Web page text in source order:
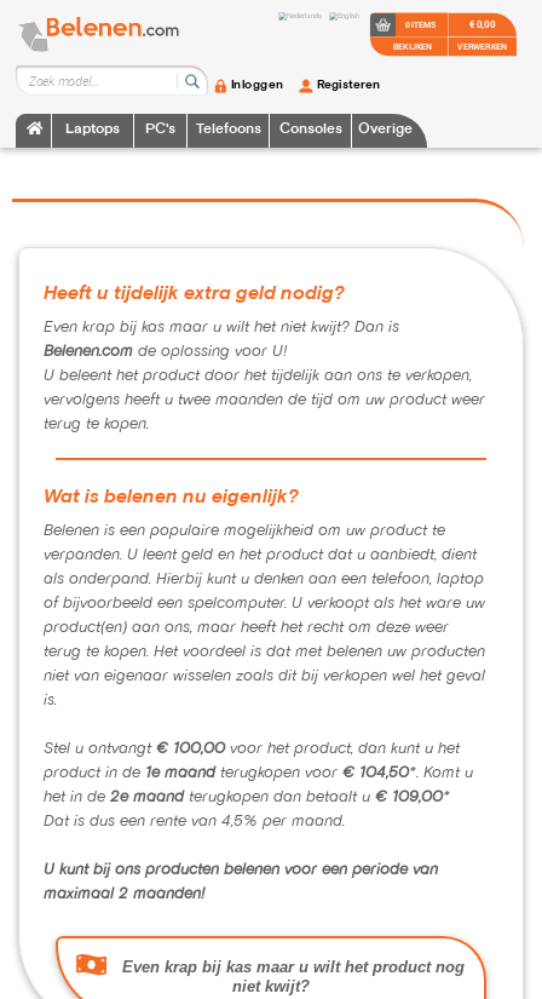
Laptops PC's Telefoons Consoles Overige
Inloggen Registeren
0 ITEMS
BEKIJKEN
€ 0,00
VERWERKEN
Heeft u tijdelijk extra geld nodig?
Even krap bij kas maar u wilt het niet kwijt? Dan is
Belenen.com de oplossing voor U!
U beleent het product door het tijdelijk aan ons te verkopen,
vervolgens heeft u twee maanden de tijd om uw product weer
terug te kopen.
Wat is belenen nu eigenlijk?
Belenen is een populaire mogelijkheid om uw product te
verpanden. U leent geld en het product dat u aanbiedt, dient
als onderpand. Hierbij kunt u denken aan een telefoon, laptop
of bijvoorbeeld een spelcomputer. U verkoopt als het ware uw
product(en) aan ons, maar heeft het recht om deze weer
terug te kopen. Het voordeel is dat met belenen uw producten
niet van eigenaar wisselen zoals dit bij verkopen wel het geval
is.
Stel u ontvangt € 100,00voor het product, dan kunt u het
product in de 1e maandterugkopen voor € 104,50*. Komt u
het in de 2e maandterugkopen dan betaalt u € 109,00*
Dat is dus een rente van 4,5% per maand.
U kunt bij ons producten belenen voor een periode van
maximaal 2 maanden!
Even krap bij kas maar u wilt het product nog
niet kwijt?